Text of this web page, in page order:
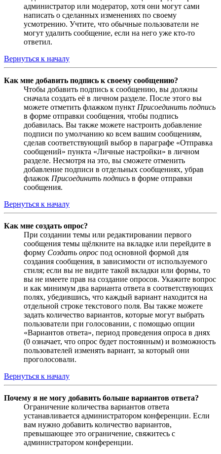
администратор или модератор, хотя они могут сами
написать о сделанных изменениях по своему
усмотрению. Учтите, что обычные пользователи не
могут удалить сообщение, если на него уже кто-то
ответил.
Вернуться к началу
Как мне добавить подпись к своему сообщению?
Чтобы добавить подпись к сообщению, вы должны
сначала создать её в личном разделе. После этого вы
можете отметить флажком пункт Присоединить подпись
в форме отправки сообщения, чтобы подпись
добавилась. Вы также можете настроить добавление
подписи по умолчанию ко всем вашим сообщениям,
сделав соответствующий выбор в параграфе «Отправка
сообщений» пункта «Личные настройки» в личном
разделе. Несмотря на это, вы сможете отменить
добавление подписи в отдельных сообщениях, убрав
флажок Присоединить подпись в форме отправки
сообщения.
Вернуться к началу
Как мне создать опрос?
При создании темы или редактировании первого
сообщения темы щёлкните на вкладке или перейдите в
форму Создать опрос под основной формой для
создания сообщения, в зависимости от используемого
стиля; если вы не видите такой вкладки или формы, то
вы не имеете прав на создание опросов. Укажите вопрос
и как минимум два варианта ответа в соответствующих
полях, убедившись, что каждый вариант находится на
отдельной строке текстового поля. Вы также можете
задать количество вариантов, которые могут выбрать
пользователи при голосовании, с помощью опции
«Вариантов ответа», период проведения опроса в днях
(0 означает, что опрос будет постоянным) и возможность
пользователей изменять вариант, за который они
проголосовали.
Вернуться к началу
Почему я не могу добавить больше вариантов ответа?
Ограничение количества вариантов ответа
устанавливается администратором конференции. Если
вам нужно добавить количество вариантов,
превышающее это ограничение, свяжитесь с
администратором конференции.